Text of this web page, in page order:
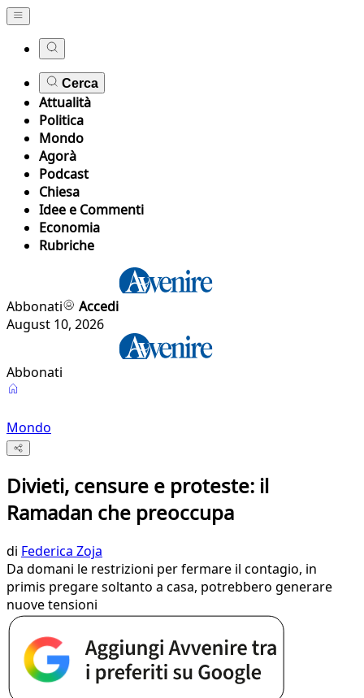
Cerca
Attualità
Politica
Mondo
Agorà
Podcast
Chiesa
Idee e Commenti
Economia
Rubriche
Abbonati
Accedi
August 10, 2026
Abbonati
Mondo
Divieti, censure e proteste: il
Ramadan che preoccupa
di Federica Zoja
Da domani le restrizioni per fermare il contagio, in
primis pregare soltanto a casa, potrebbero generare
nuove tensioni